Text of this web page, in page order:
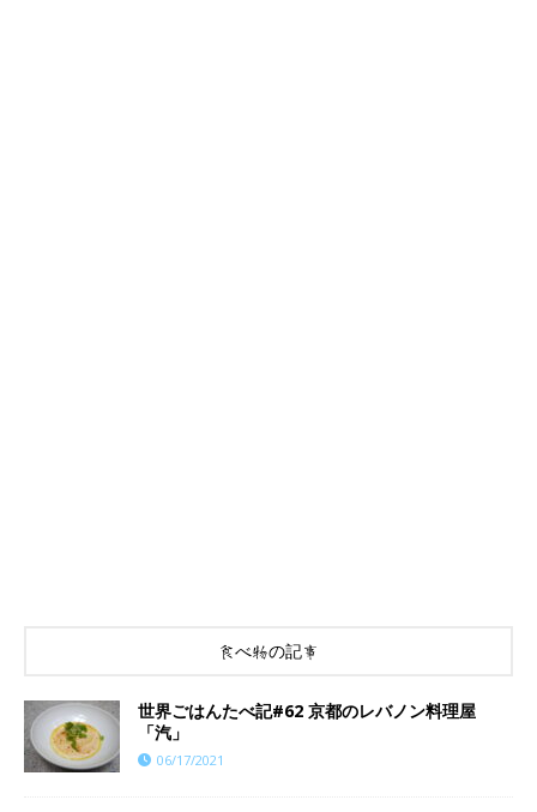
食べ物の記事
世界ごはんたべ記#62 京都のレバノン料理屋
「汽」
06/17/2021